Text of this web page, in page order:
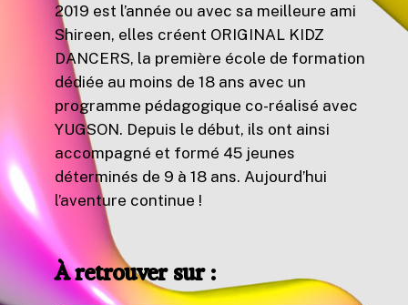
2019 est l’année ou avec sa meilleure ami
Shireen, elles créent ORIGINAL KIDZ
DANCERS, la première école de formation
dédiée au moins de 18 ans avec un
programme pédagogique co-réalisé avec
YUGSON. Depuis le début, ils ont ainsi
accompagné et formé 45 jeunes
déterminés de 9 à 18 ans. Aujourd’hui
l’aventure continue !
À retrouver sur :